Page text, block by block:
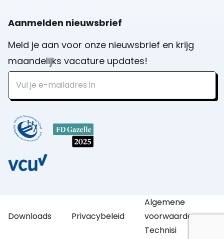
Aanmelden nieuwsbrief
Meld je aan voor onze nieuwsbrief en krijg
maandelijks vacature updates!
Downloads Privacybeleid
Algemene
voorwaarden
Technisi